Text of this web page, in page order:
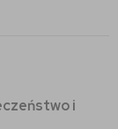
i